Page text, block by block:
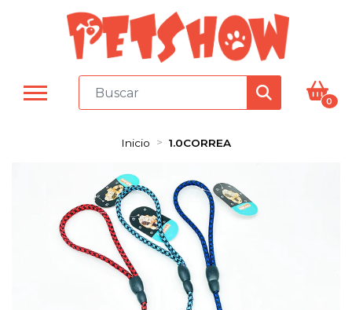
0
Inicio 1.0CORREA